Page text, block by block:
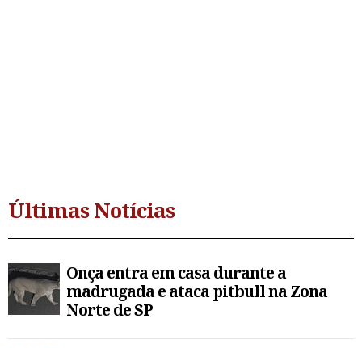
Últimas Notícias
Onça entra em casa durante a
madrugada e ataca pitbull na Zona
Norte de SP